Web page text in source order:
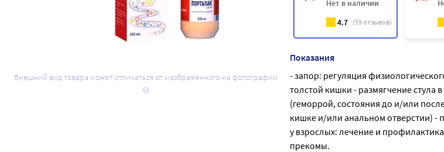
Внешний вид товара может отличаться от изображённого на фотографии
Нет в наличии
4.7
(59отзывов)
Показания
- запор: регуляция
толстой кишки - размягчение стула
(геморрой, состояния до и/или
кишке и/или анальном отверстии) -
у взрослых: лечение и
прекомы.